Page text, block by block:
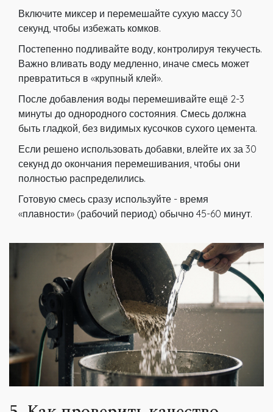
Включите миксер и перемешайте сухую массу 30
секунд, чтобы избежать комков.
Постепенно подливайте воду, контролируя текучесть.
Важно вливать воду медленно, иначе смесь может
превратиться в «крупный клей».
После добавления воды перемешивайте ещё 2-3
минуты до однородного состояния. Смесь должна
быть гладкой, без видимых кусочков сухого цемента.
Если решено использовать добавки, влейте их за 30
секунд до окончания перемешивания, чтобы они
полностью распределились.
Готовую смесь сразу используйте - время
«плавности» (рабочий период) обычно 45-60 минут.